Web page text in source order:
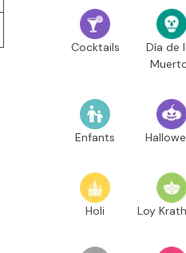
Cocktails
Día de
Enfants
Holi Loy